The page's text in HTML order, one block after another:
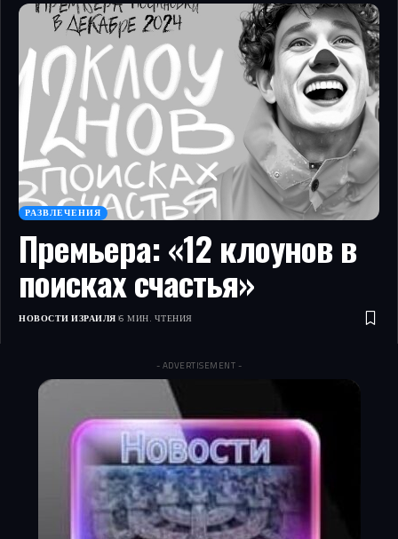
РАЗВЛЕЧЕНИЯ
Премьера: «12 клоунов в
поисках счастья»
НОВОСТИ ИЗРАИЛЯ 6 МИН. ЧТЕНИЯ
- ADVERTISEMENT -